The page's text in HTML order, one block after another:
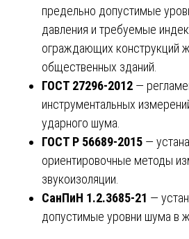
предельно допустимые
давления и требуемые
ограждающих конструкций
общественных зданий.
ГОСТ 27296-2012 —
инструментальных
ударного шума.
ГОСТ Р 56689-2015 —
ориентировочные методы
звукоизоляции.
СанПиН 1.2.3685-21 —
допустимые уровни шума в